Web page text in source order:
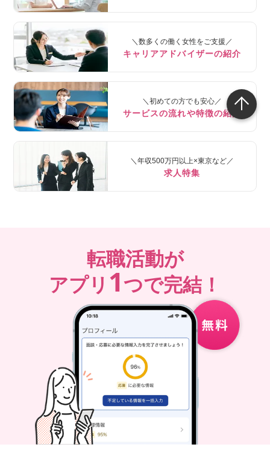
＼数多くの働く女性をご支援／
キャリアアドバイザーの紹介
＼初めての方でも安心／
サービスの流れや特徴の紹介
＼年収500万円以上×東京など／
求人特集
転職活動が
アプリ 1つで完結！